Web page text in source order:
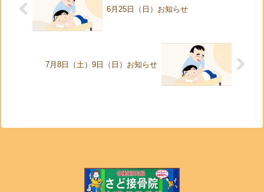
6月25日（日）お知らせ
7月8日（土）9日（日）お知らせ